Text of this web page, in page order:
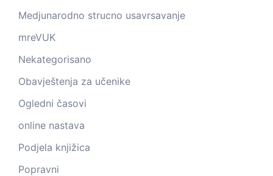
Medjunarodno strucno usavrsavanje
mreVUK
Nekategorisano
Obavještenja za učenike
Ogledni časovi
online nastava
Podjela knjižica
Popravni